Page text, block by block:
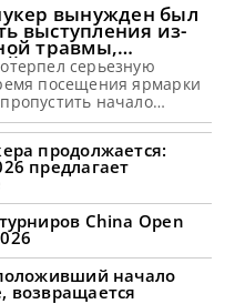
вынужден был
выступления из-
травмы,
на аттракционе
серьезную
посещения ярмарки
начало
2026-27, сообщает
провел две недели
режиме и был вынужден
участия в ряде
после того, как
спины во время
Спортсмен,
е место в мировом
продолжается:
предлагает
China Open
начало
возвращается